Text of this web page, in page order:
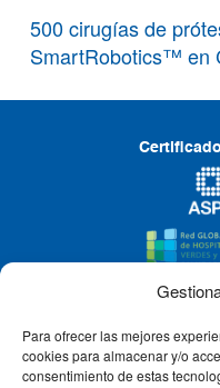
Para ofrecer las mejores
cookies para almacenar y/o
consentimiento de estas
500 cirugías de
SmartRobotics™ en
CLÍNICA CEMTRO